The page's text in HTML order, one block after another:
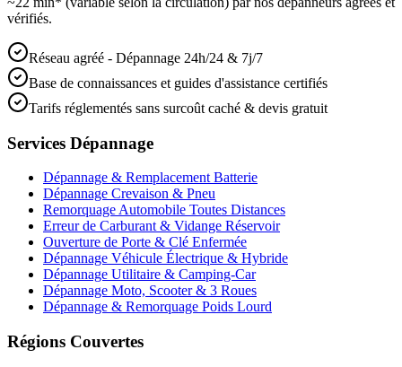
vérifiés.
Réseau agréé - Dépannage 24h/24 & 7j/7
Base de connaissances et guides d'assistance certifiés
Tarifs réglementés sans surcoût caché & devis gratuit
Services Dépannage
Dépannage & Remplacement Batterie
Dépannage Crevaison & Pneu
Remorquage Automobile Toutes Distances
Erreur de Carburant & Vidange Réservoir
Ouverture de Porte & Clé Enfermée
Dépannage Véhicule Électrique & Hybride
Dépannage Utilitaire & Camping-Car
Dépannage Moto, Scooter & 3 Roues
Dépannage & Remorquage Poids Lourd
Régions Couvertes